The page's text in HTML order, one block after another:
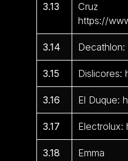
3.13
https://
3.14
3.15 Dislicores:
3.16 El Duque:
3.17 Electrolux:
3.18
Emma